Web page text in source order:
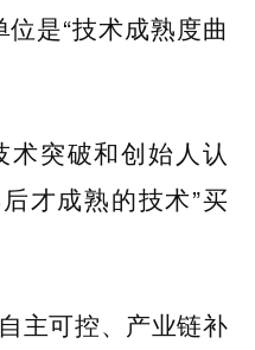
是“技术成熟度曲
突破和创始人认
才成熟的技术”买
主可控、产业链补